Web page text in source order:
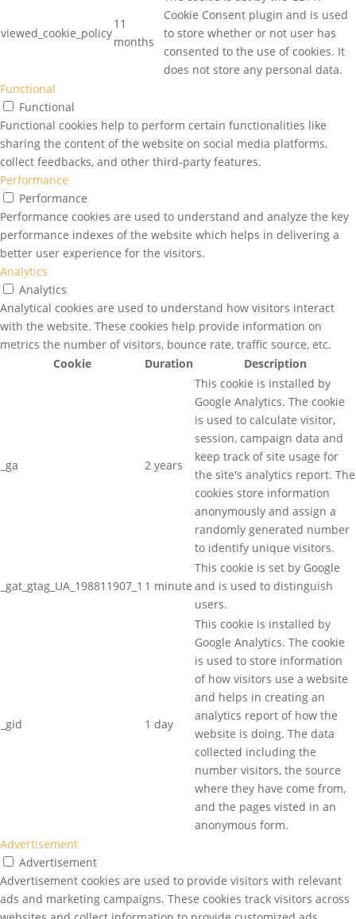
viewed_cookie_policy
11
months
Cookie Consent plugin and is used
to store whether or not user has
consented to the use of cookies. It
does not store any personal data.
Functional
Functional
Functional cookies help to perform certain functionalities like
sharing the content of the website on social media platforms,
collect feedbacks, and other third-party features.
Performance
Performance
Performance cookies are used to understand and analyze the key
performance indexes of the website which helps in delivering a
better user experience for the visitors.
Analytics
Analytics
Analytical cookies are used to understand how visitors interact
with the website. These cookies help provide information on
metrics the number of visitors, bounce rate, traffic source, etc.
Cookie
Duration Description
_ga 2 years
This cookie is installed by
Google Analytics. The cookie
is used to calculate visitor,
session, campaign data and
keep track of site usage for
the site's analytics report. The
cookies store information
anonymously and assign a
randomly generated number
to identify unique visitors.
_gat_gtag_UA_198811907_1 1 minute
This cookie is set by Google
and is used to distinguish
users.
_gid 1 day
This cookie is installed by
Google Analytics. The cookie
is used to store information
of how visitors use a website
and helps in creating an
analytics report of how the
website is doing. The data
collected including the
number visitors, the source
where they have come from,
and the pages visted in an
anonymous form.
Advertisement
Advertisement
Advertisement cookies are used to provide visitors with relevant
ads and marketing campaigns. These cookies track visitors across